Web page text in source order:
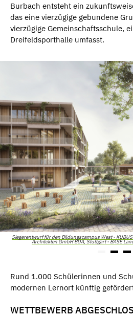
Burbach entsteht ein
das eine vierzügige gebundene
vierzügige Gemeinschaftsschule,
Dreifeldsporthalle umfasst.
Siegerentwurf für den Bildungscampus West -
Architekten GmbH BDA, Stuttgart - BASE
Rund 1.000 Schülerinnen und
modernen Lernort künftig
WETTBEWERB